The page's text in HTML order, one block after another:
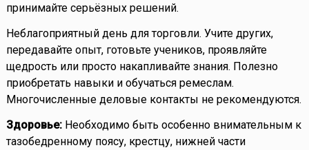
принимайте серьёзных решений.
Неблагоприятный день для торговли. Учите других,
передавайте опыт, готовьте учеников, проявляйте
щедрость или просто накапливайте знания. Полезно
приобретать навыки и обучаться ремеслам.
Многочисленные деловые контакты не рекомендуются.
Здоровье:Необходимо быть особенно внимательным к
тазобедренному поясу, крестцу, нижней части